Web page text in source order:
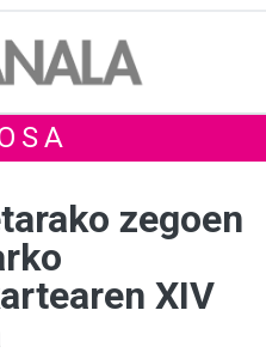
zegoen
XIV